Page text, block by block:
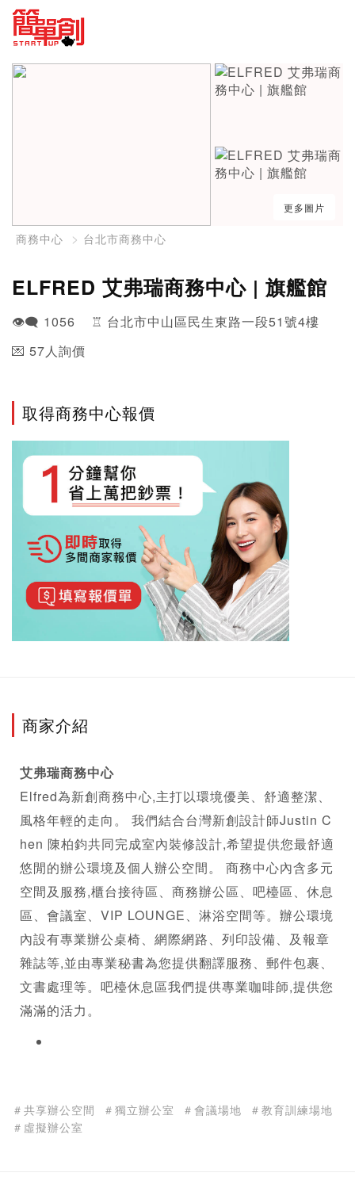
更多圖片
商務中心 台北市商務中心
ELFRED 艾弗瑞商務中心 | 旗艦館
👁️‍🗨️ 1056 ♖ 台北市中山區民生東路一段51號4樓
💌 57人詢價
取得商務中心報價
商家介紹
艾弗瑞商務中心
Elfred為新創商務中心,主打以環境優美、舒適整潔、
風格年輕的走向。 我們結合台灣新創設計師Justin C
hen 陳柏鈞共同完成室內裝修設計,希望提供您最舒適
悠閒的辦公環境及個人辦公空間。 商務中心內含多元
空間及服務,櫃台接待區、商務辦公區、吧檯區、休息
區、會議室、VIP LOUNGE、淋浴空間等。辦公環境
內設有專業辦公桌椅、網際網路、列印設備、及報章
雜誌等,並由專業秘書為您提供翻譯服務、郵件包裹、
文書處理等。吧檯休息區我們提供專業咖啡師,提供您
滿滿的活力。
＃共享辦公空間 ＃獨立辦公室 ＃會議場地
＃教育訓練場地
＃虛擬辦公室